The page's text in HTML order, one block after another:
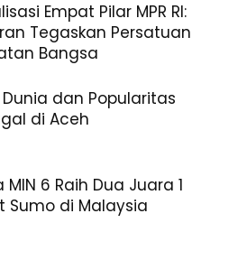
Empat Pilar MPR RI:
Tegaskan Persatuan
Bangsa
Dunia dan Popularitas
di Aceh
MIN 6 Raih Dua Juara 1
Sumo di Malaysia